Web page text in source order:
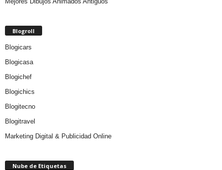
Blogroll
Blogicars
Blogicasa
Blogichef
Blogichics
Blogitecno
Blogitravel
Marketing Digital & Publicidad Online
Nube de Etiquetas